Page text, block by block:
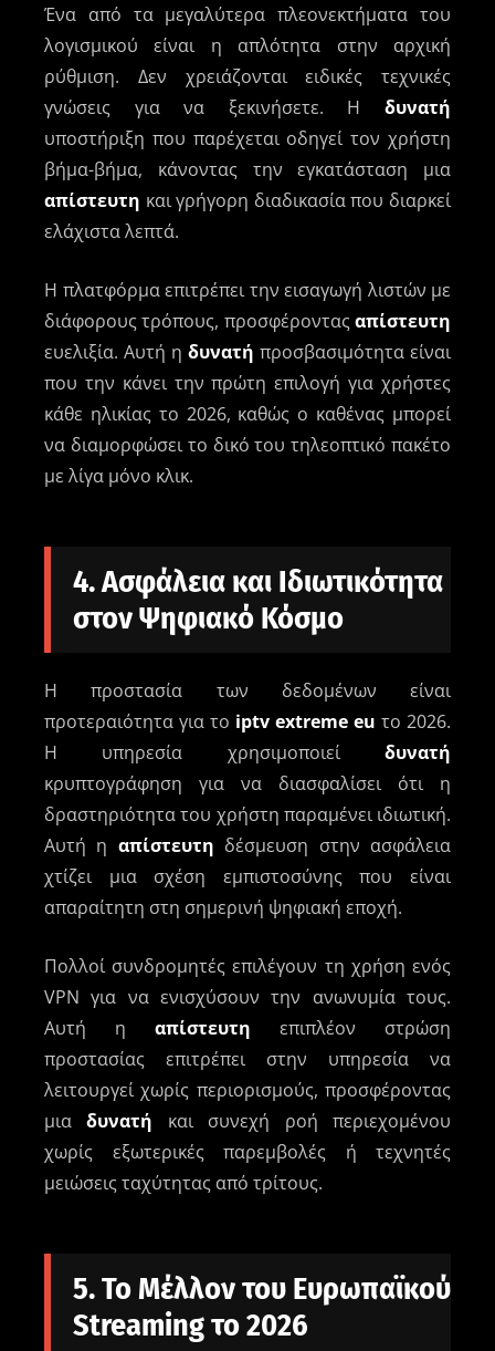
Ένα από τα μεγαλύτερα πλεονεκτήματα του
λογισμικού είναι η απλότητα στην αρχική
ρύθμιση. Δεν χρειάζονται ειδικές τεχνικές
γνώσεις για να ξεκινήσετε. Η δυνατή
υποστήριξη που παρέχεται οδηγεί τον χρήστη
βήμα-βήμα, κάνοντας την εγκατάσταση μια
απίστευτη και γρήγορη διαδικασία που διαρκεί
ελάχιστα λεπτά.
Η πλατφόρμα επιτρέπει την εισαγωγή λιστών με
διάφορους τρόπους, προσφέροντας απίστευτη
ευελιξία. Αυτή η δυνατή προσβασιμότητα είναι
που την κάνει την πρώτη επιλογή για χρήστες
κάθε ηλικίας το 2026, καθώς ο καθένας μπορεί
να διαμορφώσει το δικό του τηλεοπτικό πακέτο
με λίγα μόνο κλικ.
4. Ασφάλεια και Ιδιωτικότητα
στον Ψηφιακό Κόσμο
Η προστασία των δεδομένων είναι
προτεραιότητα για το iptv extreme eu το 2026.
Η υπηρεσία χρησιμοποιεί δυνατή
κρυπτογράφηση για να διασφαλίσει ότι η
δραστηριότητα του χρήστη παραμένει ιδιωτική.
Αυτή η απίστευτη δέσμευση στην ασφάλεια
χτίζει μια σχέση εμπιστοσύνης που είναι
απαραίτητη στη σημερινή ψηφιακή εποχή.
Πολλοί συνδρομητές επιλέγουν τη χρήση ενός
VPN για να ενισχύσουν την ανωνυμία τους.
Αυτή η απίστευτη επιπλέον στρώση
προστασίας επιτρέπει στην υπηρεσία να
λειτουργεί χωρίς περιορισμούς, προσφέροντας
μιαδυνατή και συνεχή ροή περιεχομένου
χωρίς εξωτερικές παρεμβολές ή τεχνητές
μειώσεις ταχύτητας από τρίτους.
5. Το Μέλλον του Ευρωπαϊκού
Streaming το 2026